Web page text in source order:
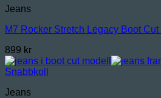
Jeans
M7 Rocker Stretch Legacy Boot
899 kr
Snabbkoll
Jeans